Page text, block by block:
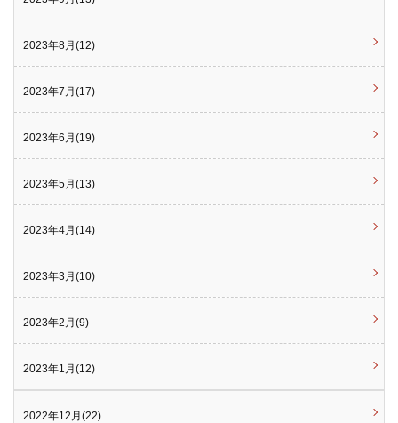
2023年8月(12)
2023年7月(17)
2023年6月(19)
2023年5月(13)
2023年4月(14)
2023年3月(10)
2023年2月(9)
2023年1月(12)
2022年12月(22)